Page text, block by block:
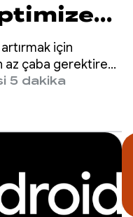
için R8'i
için
az çaba gerektiren
edicisini tam
5 dakika